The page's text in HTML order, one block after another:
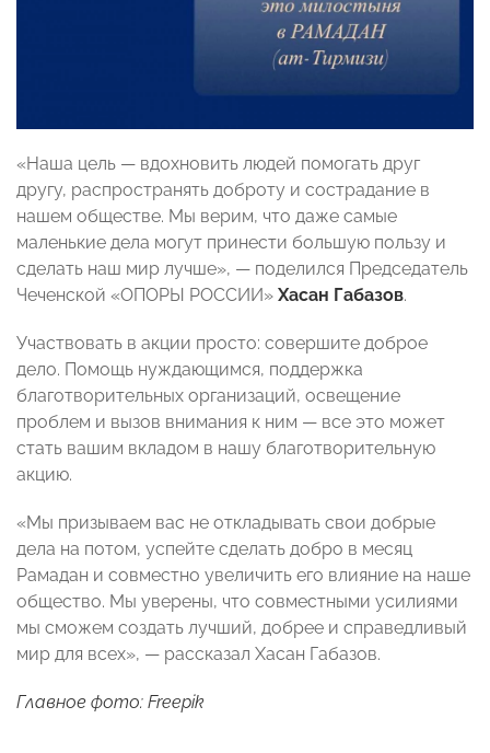
«Наша цель — вдохновить людей помогать друг
другу, распространять доброту и сострадание в
нашем обществе. Мы верим, что даже самые
маленькие дела могут принести большую пользу и
сделать наш мир лучше», — поделился Председатель
Чеченской «ОПОРЫ РОССИИ» Хасан Габазов.
Участвовать в акции просто: совершите доброе
дело. Помощь нуждающимся, поддержка
благотворительных организаций, освещение
проблем и вызов внимания к ним — все это может
стать вашим вкладом в нашу благотворительную
акцию.
«Мы призываем вас не откладывать свои добрые
дела на потом, успейте сделать добро в месяц
Рамадан и совместно увеличить его влияние на наше
общество. Мы уверены, что совместными усилиями
мы сможем создать лучший, добрее и справедливый
мир для всех», — рассказал Хасан Габазов.
Главное фото: Freepik